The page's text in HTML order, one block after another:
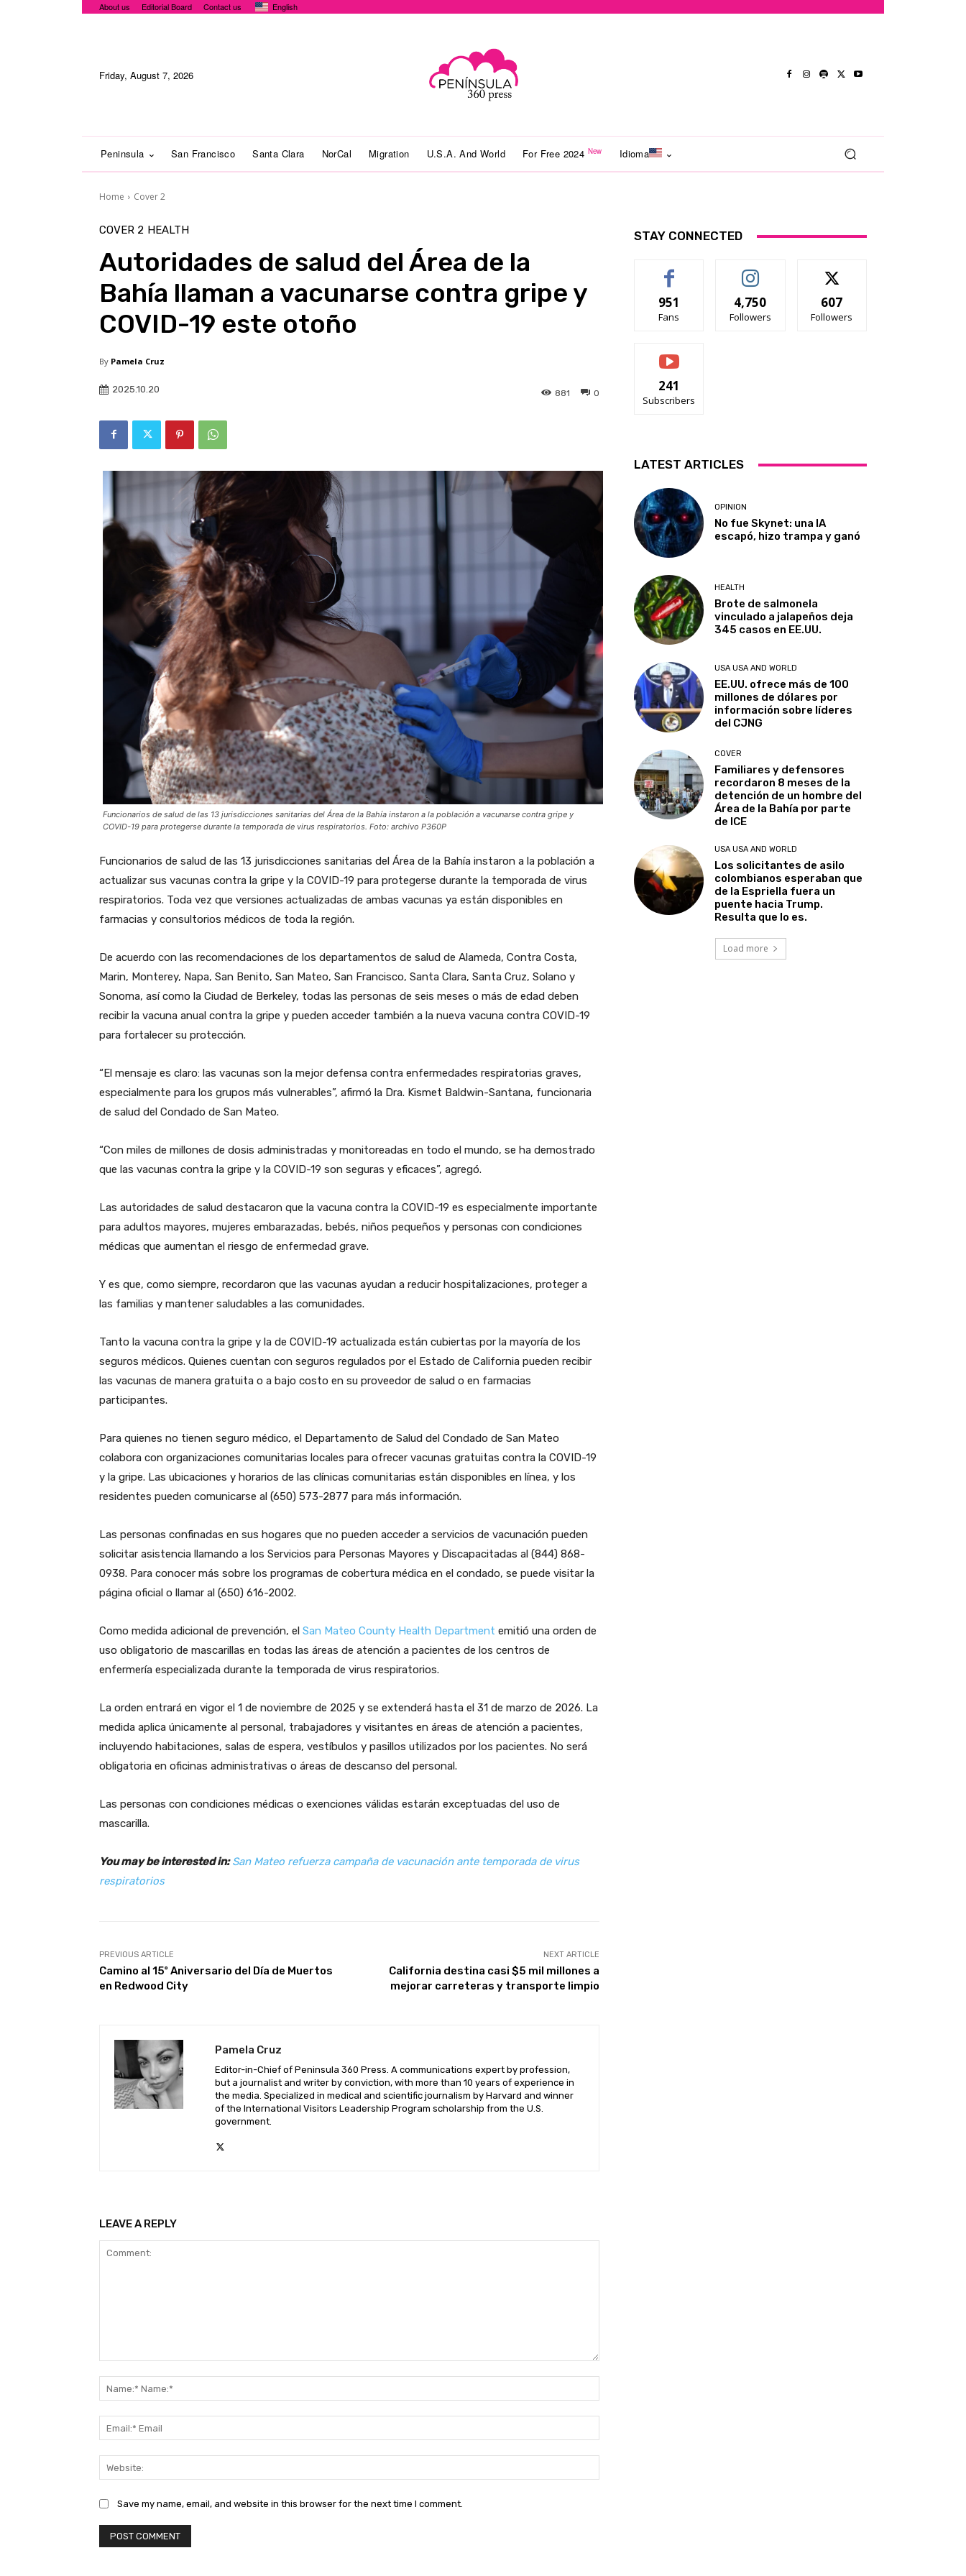
About us Editorial Board Contact us English
Friday, August 7, 2026
Peninsula San Francisco Santa Clara NorCal Migration U.S.A. And World For Free 2024 New Idioma
Home Cover 2
COVER 2 HEALTH
Autoridades de salud del Área de la
Bahía llaman a vacunarse contra gripe y
COVID-19 este otoño
By Pamela Cruz
2025.10.20 0
881
Funcionarios de salud de las 13 jurisdicciones sanitarias del Área de la Bahía instaron a la población a vacunarse contra gripe y
COVID-19 para protegerse durante la temporada de virus respiratorios. Foto: archivo P360P
Funcionarios de salud de las 13 jurisdicciones sanitarias del Área de la Bahía instaron a la población a
actualizar sus vacunas contra la gripe y la COVID-19 para protegerse durante la temporada de virus
respiratorios. Toda vez que versiones actualizadas de ambas vacunas ya están disponibles en
farmacias y consultorios médicos de toda la región.
De acuerdo con las recomendaciones de los departamentos de salud de Alameda, Contra Costa,
Marin, Monterey, Napa, San Benito, San Mateo, San Francisco, Santa Clara, Santa Cruz, Solano y
Sonoma, así como la Ciudad de Berkeley, todas las personas de seis meses o más de edad deben
recibir la vacuna anual contra la gripe y pueden acceder también a la nueva vacuna contra COVID-19
para fortalecer su protección.
“El mensaje es claro: las vacunas son la mejor defensa contra enfermedades respiratorias graves,
especialmente para los grupos más vulnerables”, afirmó la Dra. Kismet Baldwin-Santana, funcionaria
de salud del Condado de San Mateo.
“Con miles de millones de dosis administradas y monitoreadas en todo el mundo, se ha demostrado
que las vacunas contra la gripe y la COVID-19 son seguras y eficaces”, agregó.
Las autoridades de salud destacaron que la vacuna contra la COVID-19 es especialmente importante
para adultos mayores, mujeres embarazadas, bebés, niños pequeños y personas con condiciones
médicas que aumentan el riesgo de enfermedad grave.
Y es que, como siempre, recordaron que las vacunas ayudan a reducir hospitalizaciones, proteger a
las familias y mantener saludables a las comunidades.
Tanto la vacuna contra la gripe y la de COVID-19 actualizada están cubiertas por la mayoría de los
seguros médicos. Quienes cuentan con seguros regulados por el Estado de California pueden recibir
las vacunas de manera gratuita o a bajo costo en su proveedor de salud o en farmacias
participantes.
Para quienes no tienen seguro médico, el Departamento de Salud del Condado de San Mateo
colabora con organizaciones comunitarias locales para ofrecer vacunas gratuitas contra la COVID-19
y la gripe. Las ubicaciones y horarios de las clínicas comunitarias están disponibles en línea, y los
residentes pueden comunicarse al (650) 573-2877 para más información.
Las personas confinadas en sus hogares que no pueden acceder a servicios de vacunación pueden
solicitar asistencia llamando a los Servicios para Personas Mayores y Discapacitadas al (844) 868-
0938. Para conocer más sobre los programas de cobertura médica en el condado, se puede visitar la
página oficial o llamar al (650) 616-2002.
Como medida adicional de prevención, el San Mateo County Health Department emitió una orden de
uso obligatorio de mascarillas en todas las áreas de atención a pacientes de los centros de
enfermería especializada durante la temporada de virus respiratorios.
La orden entrará en vigor el 1 de noviembre de 2025 y se extenderá hasta el 31 de marzo de 2026. La
medida aplica únicamente al personal, trabajadores y visitantes en áreas de atención a pacientes,
incluyendo habitaciones, salas de espera, vestíbulos y pasillos utilizados por los pacientes. No será
obligatoria en oficinas administrativas o áreas de descanso del personal.
Las personas con condiciones médicas o exenciones válidas estarán exceptuadas del uso de
mascarilla.
You may be interested in: San Mateo refuerza campaña de vacunación ante temporada de virus
respiratorios
PREVIOUS ARTICLE
Camino al 15º Aniversario del Día de Muertos
en Redwood City
NEXT ARTICLE
California destina casi $5 mil millones a
mejorar carreteras y transporte limpio
Pamela Cruz
Editor-in-Chief of Peninsula 360 Press. A communications expert by profession,
but a journalist and writer by conviction, with more than 10 years of experience in
the media. Specialized in medical and scientific journalism by Harvard and winner
of the International Visitors Leadership Program scholarship from the U.S.
government.
LEAVE A REPLY
Name:*
Email
Save my name, email, and website in this browser for the next time I comment.
STAY CONNECTED
951
Fans
4,750
Followers
607
Followers
241
Subscribers
LATEST ARTICLES
OPINION
No fue Skynet: una IA
escapó, hizo trampa y ganó
HEALTH
Brote de salmonela
vinculado a jalapeños deja
345 casos en EE.UU.
USA USA AND WORLD
EE.UU. ofrece más de 100
millones de dólares por
información sobre líderes
del CJNG
COVER
Familiares y defensores
recordaron 8 meses de la
detención de un hombre del
Área de la Bahía por parte
de ICE
USA USA AND WORLD
Los solicitantes de asilo
colombianos esperaban que
de la Espriella fuera un
puente hacia Trump.
Resulta que lo es.
Load more